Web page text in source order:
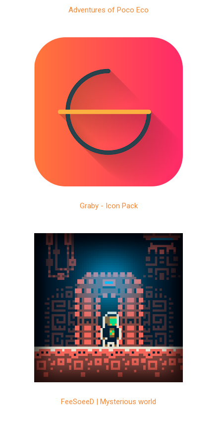
Adventures of Poco Eco
Graby - Icon Pack
FeeSoeeD | Mysterious world